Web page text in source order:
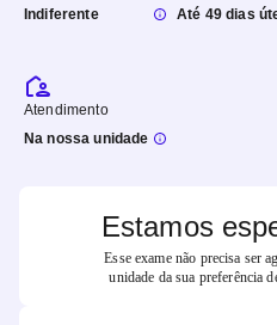
Indiferente
Até 49 dias
Atendimento
Na nossa unidade
Estamos
Esse exame não precisa ser
unidade da sua preferência